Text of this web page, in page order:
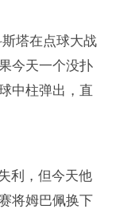
塔在点球大战
今天一个没扑
中柱弹出，直
利，但今天他
将姆巴佩换下